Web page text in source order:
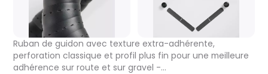
Ruban de guidon avec texture extra-adhérente,
perforation classique et profil plus fin pour une meilleure
adhérence sur route et sur gravel -...